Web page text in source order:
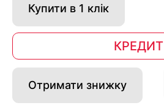
Купити в 1 клік
КРЕДИТ
Отримати знижку